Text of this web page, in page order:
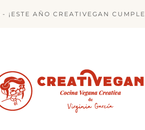
¡ESTE AÑO CREATIVEGAN CUMPLE